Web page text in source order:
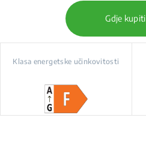
Gdje kupiti
Klasa energetske učinkovitosti